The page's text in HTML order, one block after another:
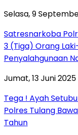
Selasa, 9
Satresnarkoba
3 (Tiga) Orang
Penyalahgunaan
Jumat, 13 Juni 2025
Tega ! Ayah
Polres Tulang
Tahun